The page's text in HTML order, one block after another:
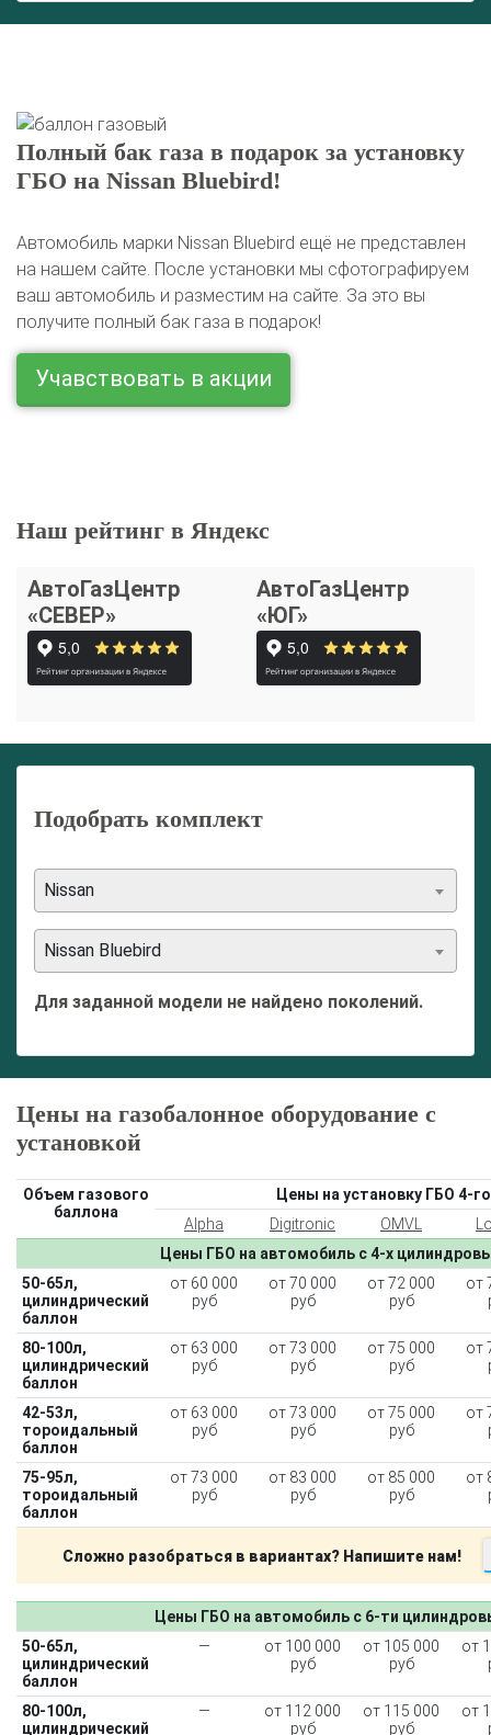
Полный бак газа в подарок за установку
ГБО на Nissan Bluebird!
Автомобиль марки Nissan Bluebird ещё не представлен
на нашем сайте. После установки мы сфотографируем
ваш автомобиль и разместим на сайте. За это вы
получите полный бак газа в подарок!
Учавствовать в акции
Наш рейтинг в Яндекс
АвтоГазЦентр
«СЕВЕР»
АвтоГазЦентр
«ЮГ»
Подобрать комплект
Nissan
Nissan Bluebird
Для заданной модели не найдено поколений.
Цены на газобалонное оборудование с
установкой
Объем газового
баллона
Цены на установку ГБО 4-
Alpha
Digitronic OMVL
Цены ГБО на автомобиль с 4-х
50-65л,
цилиндрический
баллон
от 60 000
руб
от 70 000
руб
от 72 000
руб
от
80-100л,
цилиндрический
баллон
от 63 000
руб
от 73 000
руб
от 75 000
руб
от
42-53л,
тороидальный
баллон
от 63 000
руб
от 73 000
руб
от 75 000
руб
от
75-95л,
тороидальный
баллон
от 73 000
руб
от 83 000
руб
от 85 000
руб
от
Сложно разобраться в вариантах? Напишите нам!
Цены ГБО на автомобиль с 6-ти
50-65л,
цилиндрический
баллон
—
от 100 000
руб
от 105 000
руб
от
80-100л,
цилиндрический
—
от 112 000
руб
от 115 000
руб
от